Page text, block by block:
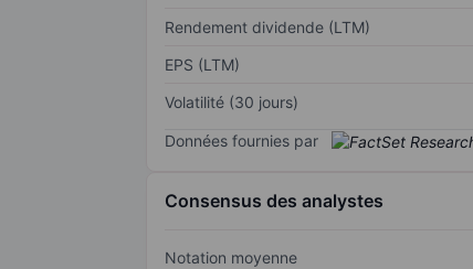
Rendement dividende (LTM)
EPS (LTM)
Volatilité (30 jours)
Données fournies par
Consensus des analystes
Notation moyenne